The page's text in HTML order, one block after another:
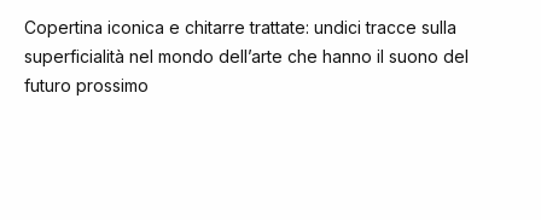
Copertina iconica e chitarre trattate: undici tracce sulla
superficialità nel mondo dell’arte che hanno il suono del
futuro prossimo